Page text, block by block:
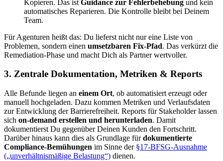
Kopieren. Das ist Guidance zur Fehlerbehebung und kein
automatisches Reparieren. Die Kontrolle bleibt bei Deinem
Team.
Für Agenturen heißt das: Du lieferst nicht nur eine Liste von
Problemen, sondern einen umsetzbaren Fix-Pfad. Das verkürzt die
Remediation-Phase und macht Dich als Partner wertvoller.
3. Zentrale Dokumentation, Metriken & Reports
Alle Befunde liegen an einem Ort, ob automatisiert erzeugt oder
manuell hochgeladen. Dazu kommen Metriken und Verlaufsdaten
zur Entwicklung der Barrierefreiheit. Reports für Stakeholder lassen
sich on-demand erstellen und herunterladen. Damit
dokumentierst Du gegenüber Deinen Kunden den Fortschritt.
Darüber hinaus kann dies als Grundlage fürdokumentierte
Compliance-Bemühungen im Sinne der §17-BFSG-Ausnahme
(„unverhältnismäßige Belastung“) dienen.